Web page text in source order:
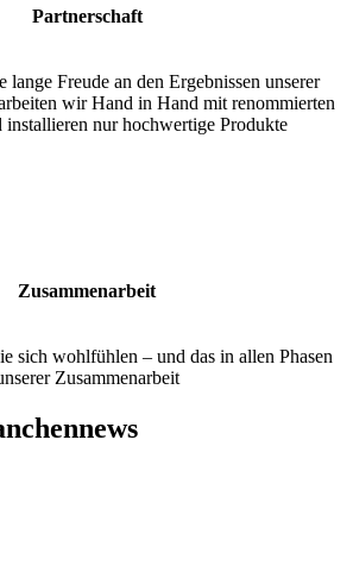
Partnerschaft
lange Freude an den Ergebnissen unserer
wir Hand in Hand mit renommierten
installieren nur hochwertige Produkte
Zusammenarbeit
sich wohlfühlen – und das in allen Phasen
Zusammenarbeit